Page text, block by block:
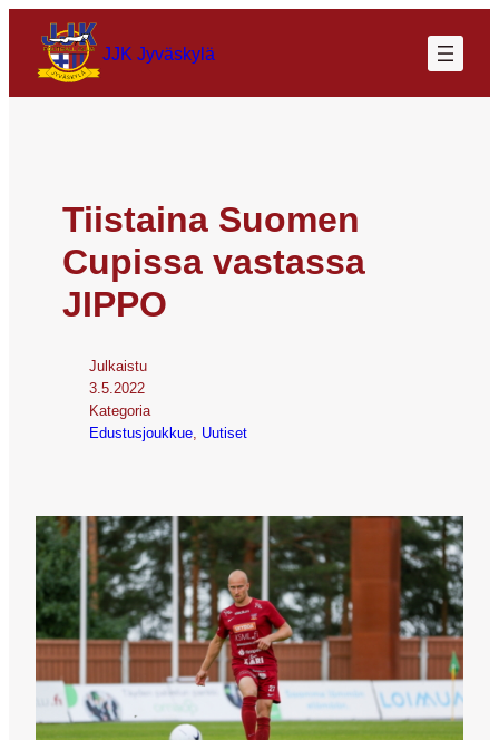
JJK Jyväskylä
Tiistaina Suomen
Cupissa vastassa
JIPPO
Julkaistu
3.5.2022
Kategoria
Edustusjoukkue Uutiset